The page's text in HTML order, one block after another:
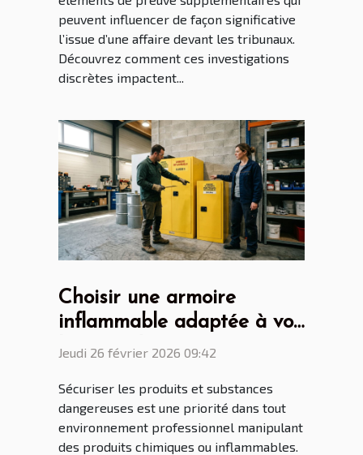
peuvent influencer de façon significative
l’issue d’une affaire devant les tribunaux.
Découvrez comment ces investigations
discrètes impactent...
Choisir une armoire
inflammable adaptée à vos
besoins de sécurité
Jeudi 26 février 2026 09:42
Sécuriser les produits et substances
dangereuses est une priorité dans tout
environnement professionnel manipulant
des produits chimiques ou inflammables.